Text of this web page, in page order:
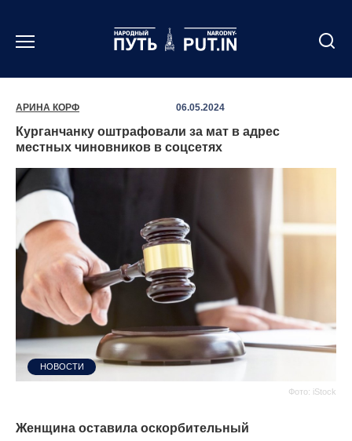
содержанию
АРИНА КОРФ 06.05.2024
Курганчанку оштрафовали за мат в адрес
местных чиновников в соцсетях
Фото: iStock
НОВОСТИ
Женщина оставила оскорбительный